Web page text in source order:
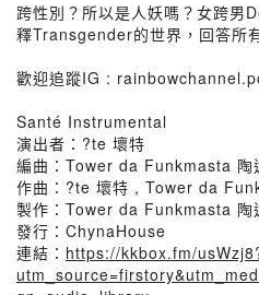
跨性別？所以是人妖嗎？女跨男
釋Transgender的世界，回答所
歡迎追蹤IG :
Santé Instrumental
演出者：?te 壞特
編曲：Tower da Funkmasta 陶
作曲：?te 壞特 , Tower da
製作：Tower da Funkmasta 陶
發行：ChynaHouse
連結： https://kkbox.fm/